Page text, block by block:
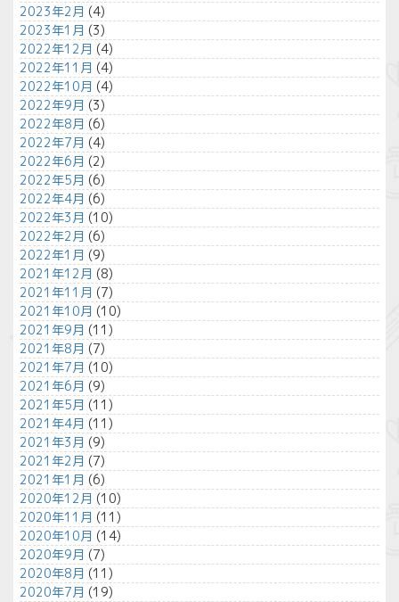
2023年2月 (4)
2023年1月 (3)
2022年12月 (4)
2022年11月 (4)
2022年10月 (4)
2022年9月 (3)
2022年8月 (6)
2022年7月 (4)
2022年6月 (2)
2022年5月 (6)
2022年4月 (6)
2022年3月 (10)
2022年2月 (6)
2022年1月 (9)
2021年12月 (8)
2021年11月 (7)
2021年10月 (10)
2021年9月 (11)
2021年8月 (7)
2021年7月 (10)
2021年6月 (9)
2021年5月 (11)
2021年4月 (11)
2021年3月 (9)
2021年2月 (7)
2021年1月 (6)
2020年12月 (10)
2020年11月 (11)
2020年10月 (14)
2020年9月 (7)
2020年8月 (11)
2020年7月 (19)